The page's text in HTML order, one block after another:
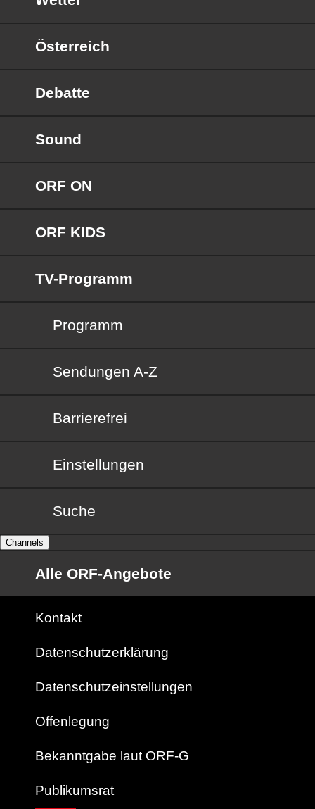
Österreich
Debatte
Sound
ORF ON
ORF KIDS
TV-Programm
Programm
Sendungen von A bis Z
Sendungen A-Z
Barrierefrei
Barrierefrei
Einstellungen
Suche
Channels
Alle ORF-Angebote
Kontakt
Datenschutzerklärung
Datenschutzeinstellungen
Offenlegung
Bekanntgabe laut ORF-G
Publikumsrat